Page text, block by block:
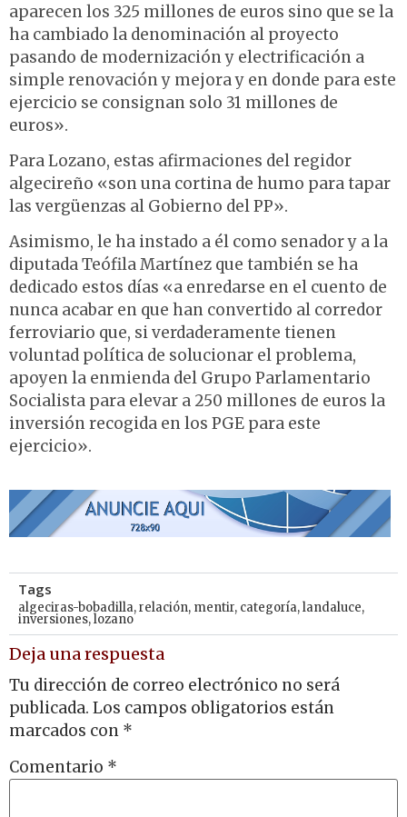
aparecen los 325 millones de euros sino que se la
ha cambiado la denominación al proyecto
pasando de modernización y electrificación a
simple renovación y mejora y en donde para este
ejercicio se consignan solo 31 millones de
euros».
Para Lozano, estas afirmaciones del regidor
algecireño «son una cortina de humo para tapar
las vergüenzas al Gobierno del PP».
Asimismo, le ha instado a él como senador y a la
diputada Teófila Martínez que también se ha
dedicado estos días «a enredarse en el cuento de
nunca acabar en que han convertido al corredor
ferroviario que, si verdaderamente tienen
voluntad política de solucionar el problema,
apoyen la enmienda del Grupo Parlamentario
Socialista para elevar a 250 millones de euros la
inversión recogida en los PGE para este
ejercicio».
Tags
algeciras-bobadilla,relación, mentir, categoría,landaluce,
inversiones,lozano
Deja una respuesta
Tu dirección de correo electrónico no será
publicada. Los campos obligatorios están
marcados con *
Comentario *